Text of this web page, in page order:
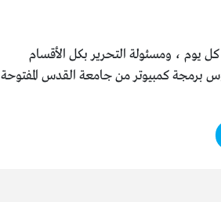
يوم ، ومسئولة التحرير بكل الأقسام
برمجة كمبيوتر من جامعة القدس المفتوحة